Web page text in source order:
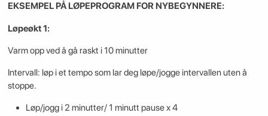
EKSEMPEL PÅ LØPEPROGRAM FOR NYBEGYNNERE:
Løpeøkt 1:
Varm opp ved å gå raskt i 10 minutter
Intervall: løp i et tempo som lar deg løpe/jogge intervallen uten å
stoppe.
Løp/jogg i 2 minutter/ 1 minutt pause x 4